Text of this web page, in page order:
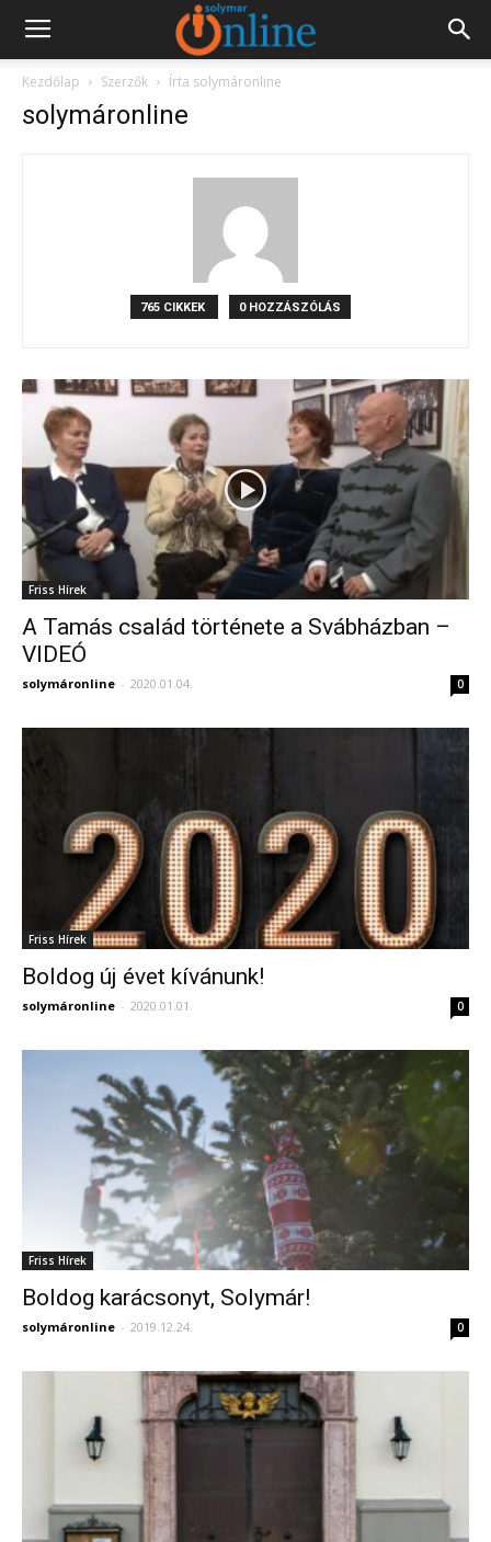
Kezdőlap Szerzők Írta solymáronline
solymáronline
765 CIKKEK 0 HOZZÁSZÓLÁS
Friss Hírek
A Tamás család története a Svábházban –
VIDEÓ
solymáronline - 2020.01.04. 0
Friss Hírek
Boldog új évet kívánunk!
solymáronline - 2020.01.01. 0
Friss Hírek
Boldog karácsonyt, Solymár!
solymáronline - 2019.12.24. 0